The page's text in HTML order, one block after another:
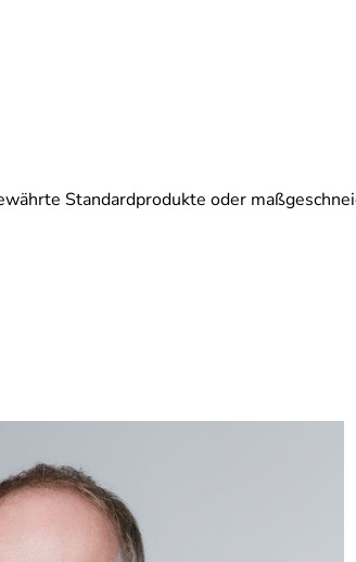
Standardprodukte oder